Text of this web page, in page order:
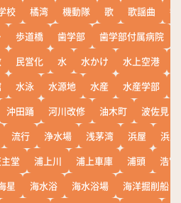
校 橘湾 機動隊 歌 歌謡曲
歩道橋 歯学部 歯学部付属病院
民営化 水 水かけ 水上空港
水泳 水源地 水産 水産学部
沖田踊 河川改修 油木町
波佐見
流行 浄水場 浅茅湾 浜屋
浜
堂 浦上川 浦上車庫 浦頭
浩宮
星 海水浴 海水浴場
海洋掘削船